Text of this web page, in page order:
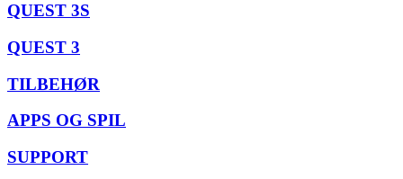
QUEST 3S
QUEST 3
TILBEHØR
APPS OG SPIL
SUPPORT